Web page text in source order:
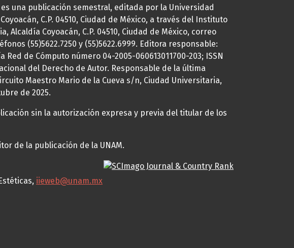
es una publicación semestral, editada por la Universidad
C.P. 04510, Ciudad de México, a través del Instituto
Coyoacán, C.P. 04510, Ciudad de México, correo
(55)5622.7250 y (55)5622.6999. Editora responsable:
de Cómputo número 04-2005-060613011700-203; ISSN
del Derecho de Autor. Responsable de la última
Maestro Mario de la Cueva s/n, Ciudad Universitaria,
de 2025.
sin la autorización expresa y previa del titular de los
de la publicación de la UNAM.
iieweb@unam.mx